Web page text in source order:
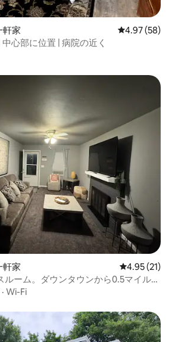
軒家 レビュー58
4.97 (58)
心部に位置 | 病院の近く
軒家 レビュー21
4.95 (21)
ルーム。ダウンタウンから0.5マイル！
· Wi-Fi